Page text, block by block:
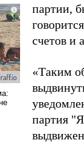
партии,
счетов и
«Таким
партия